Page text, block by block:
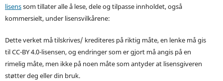
lisenssom tillater alle å lese, dele og tilpasse innholdet, også
kommersielt, under lisensvilkårene:
Dette verket må tilskrives/ krediteres på riktig måte, en lenke må gis
til CC-BY 4.0-lisensen, og endringer som er gjort må angis på en
rimelig måte, men ikke på noen måte som antyder at lisensgiveren
støtter deg eller din bruk.